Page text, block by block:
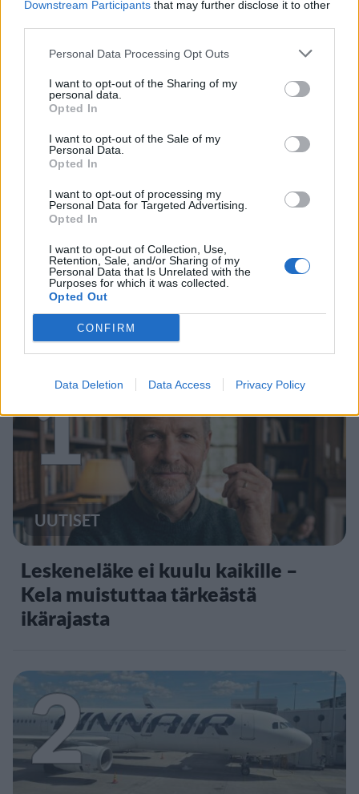
Downstream Participants that may further disclose it to other
Personal Data Processing Opt Outs
I want to opt-out of the Sharing of my
personal data.
Opted In
I want to opt-out of the Sale of my
Personal Data.
Opted In
I want to opt-out of processing my
Personal Data for Targeted Advertising.
Opted In
I want to opt-out of Collection, Use,
Retention, Sale, and/or Sharing of my
Personal Data that Is Unrelated with the
Purposes for which it was collected.
Opted Out
CONFIRM
Data Deletion Data Access Privacy Policy
Staran luetuimmat
1
UUTISET
Leskeneläke ei kuulu kaikille –
Kela muistuttaa tärkeästä
ikärajasta
2